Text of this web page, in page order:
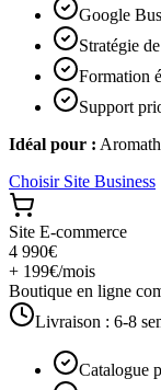
Google
Stratégie
Formation
Support
Idéal pour :
Choisir Site Business
Site E-commerce
4 990€
+ 199€/mois
Boutique en ligne
Livraison : 6-8
Catalogue